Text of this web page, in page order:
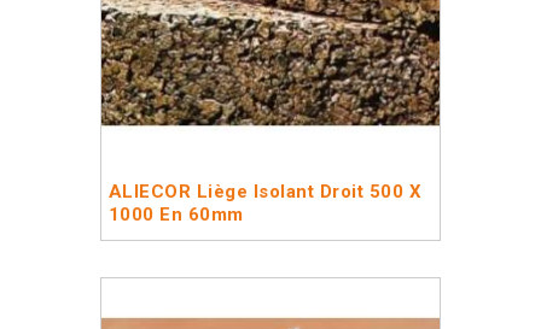
ALIECOR Liège Isolant Droit 500 X
1000 En 60mm